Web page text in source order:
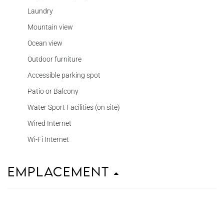
Laundry
Mountain view
Ocean view
Outdoor furniture
Accessible parking spot
Patio or Balcony
Water Sport Facilities (on site)
Wired Internet
Wi-Fi Internet
Emplacement